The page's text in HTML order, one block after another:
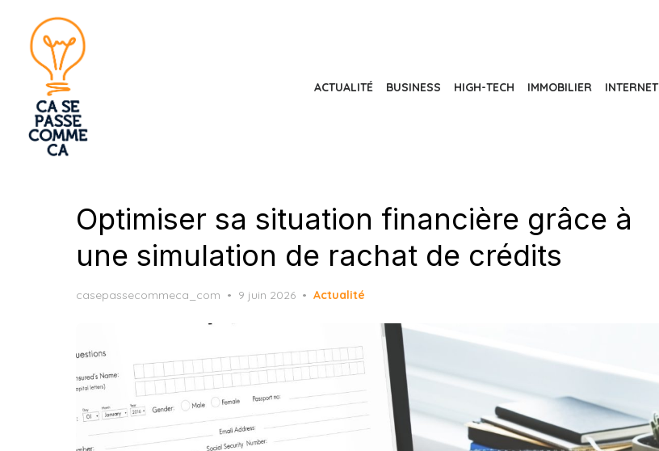
ACTUALITÉ BUSINESS HIGH-TECH IMMOBILIER INTERNET
Optimiser sa situation financière grâce à
une simulation de rachat de crédits
casepassecommeca_com
Posted
9 juin 2026 Actualité